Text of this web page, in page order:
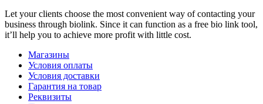
Let your clients choose the most convenient way of contacting your
business through biolink. Since it can function as a free bio link tool,
it’ll help you to achieve more profit with little cost.
Магазины
Условия оплаты
Условия доставки
Гарантия на товар
Реквизиты